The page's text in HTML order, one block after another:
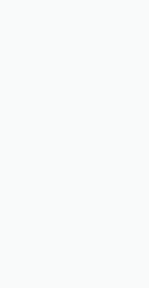
Journal / Special
Papers / On Tensions and
Project Environments
October 31, 2026
How AI
and Leadership" / TUM